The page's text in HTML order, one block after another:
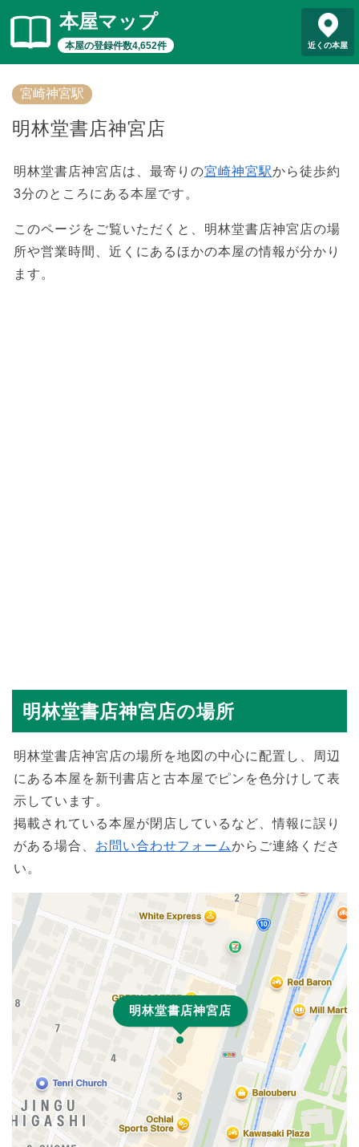
本屋マップ
本屋の登録件数4,652件 近くの本屋
宮崎神宮駅
明林堂書店神宮店
明林堂書店神宮店は、最寄りの宮崎神宮駅から徒歩約
3分のところにある本屋です。
このページをご覧いただくと、明林堂書店神宮店の場
所や営業時間、近くにあるほかの本屋の情報が分かり
ます。
明林堂書店神宮店の場所
明林堂書店神宮店の場所を地図の中心に配置し、周辺
にある本屋を新刊書店と古本屋でピンを色分けして表
示しています。
掲載されている本屋が閉店しているなど、情報に誤り
がある場合、 お問い合わせフォームからご連絡くださ
い。
明林堂書店神宮店